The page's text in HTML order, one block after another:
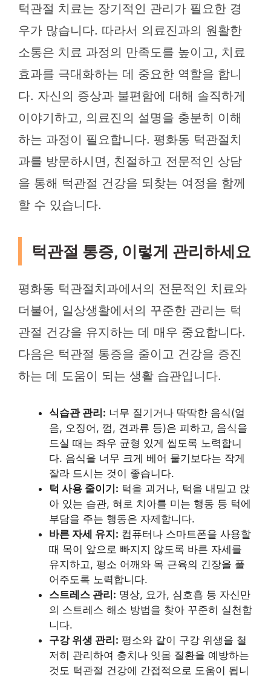
턱관절 치료는 장기적인 관리가 필요한 경
우가 많습니다. 따라서 의료진과의 원활한
소통은 치료 과정의 만족도를 높이고, 치료
효과를 극대화하는 데 중요한 역할을 합니
다. 자신의 증상과 불편함에 대해 솔직하게
이야기하고, 의료진의 설명을 충분히 이해
하는 과정이 필요합니다. 평화동 턱관절치
과를 방문하시면, 친절하고 전문적인 상담
을 통해 턱관절 건강을 되찾는 여정을 함께
할 수 있습니다.
턱관절 통증, 이렇게 관리하세요
평화동 턱관절치과에서의 전문적인 치료와
더불어, 일상생활에서의 꾸준한 관리는 턱
관절 건강을 유지하는 데 매우 중요합니다.
다음은 턱관절 통증을 줄이고 건강을 증진
하는 데 도움이 되는 생활 습관입니다.
식습관 관리: 너무 질기거나 딱딱한 음식(얼
음, 오징어, 껌, 견과류 등)은 피하고, 음식을
드실 때는 좌우 균형 있게 씹도록 노력합니
다. 음식을 너무 크게 베어 물기보다는 작게
잘라 드시는 것이 좋습니다.
턱 사용 줄이기: 턱을 괴거나, 턱을 내밀고 앉
아 있는 습관, 혀로 치아를 미는 행동 등 턱에
부담을 주는 행동은 자제합니다.
바른 자세 유지: 컴퓨터나 스마트폰을 사용할
때 목이 앞으로 빠지지 않도록 바른 자세를
유지하고, 평소 어깨와 목 근육의 긴장을 풀
어주도록 노력합니다.
스트레스 관리: 명상, 요가, 심호흡 등 자신만
의 스트레스 해소 방법을 찾아 꾸준히 실천합
니다.
구강 위생 관리: 평소와 같이 구강 위생을 철
저히 관리하여 충치나 잇몸 질환을 예방하는
것도 턱관절 건강에 간접적으로 도움이 됩니